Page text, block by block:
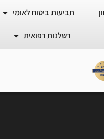
תביעות ביטוח לאומי
רשלנות רפואית